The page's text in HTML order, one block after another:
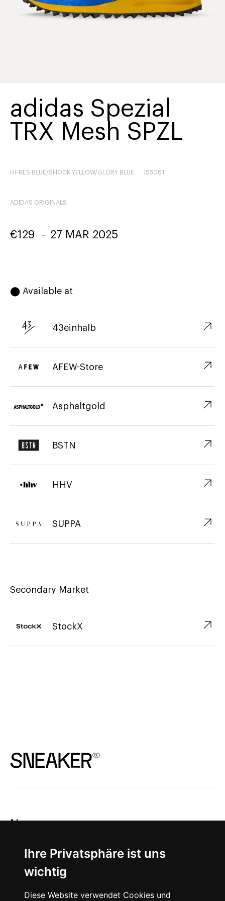
Ihre Privatsphäre ist uns
wichtig
Diese Website verwendet Cookies und
adidas Spezial
TRX Mesh SPZL
HI-RES BLUE/SHOCK YELLOW/GLORY BLUE JS3061
ADIDAS ORIGINALS
€129 - 27 MAR 2025
⬤ Available at
43einhalb ↗︎
AFEW-Store ↗︎
Asphaltgold ↗︎
BSTN ↗︎
HHV ↗︎
SUPPA ↗︎
Secondary Market
StockX ↗︎
News
About
Instagram